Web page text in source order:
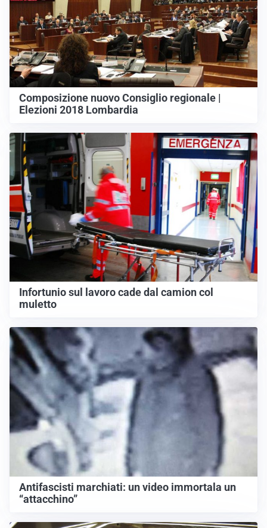
Composizione nuovo Consiglio regionale |
Elezioni 2018 Lombardia
Infortunio sul lavoro cade dal camion col
muletto
Antifascisti marchiati: un video immortala un
“attacchino”